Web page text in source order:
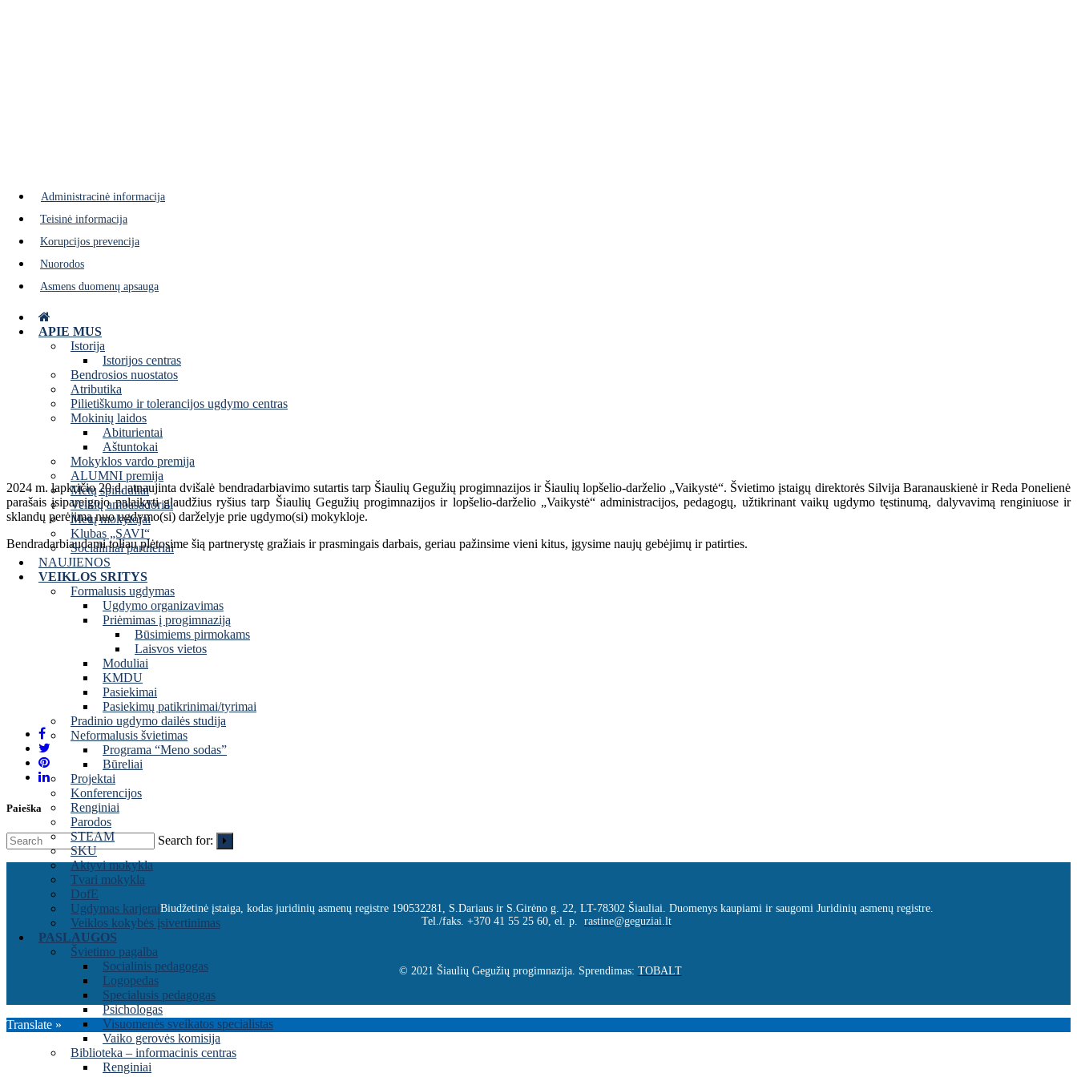
Administracinė informacija
Teisinė informacija
Korupcijos prevencija
Nuorodos
Asmens duomenų apsauga
APIE MUS
Istorija
Istorijos centras
Bendrosios nuostatos
Atributika
Pilietiškumo ir tolerancijos ugdymo centras
Mokinių laidos
Abiturientai
Aštuntokai
Mokyklos vardo premija
ALUMNI premija
Metų spinduliai
Veiklų ambasadoriai
Metų mokytojai
Klubas „SAVI“
Socialiniai partneriai
NAUJIENOS
VEIKLOS SRITYS
Formalusis ugdymas
Ugdymo organizavimas
Priėmimas į progimnaziją
Būsimiems pirmokams
Laisvos vietos
Moduliai
KMDU
Pasiekimai
Pasiekimų patikrinimai/tyrimai
Pradinio ugdymo dailės studija
Neformalusis švietimas
Programa “Meno sodas”
Būreliai
Projektai
Konferencijos
Renginiai
Parodos
STEAM
SKU
Aktyvi mokykla
Tvari mokykla
DofE
Ugdymas karjerai
Veiklos kokybės įsivertinimas
PASLAUGOS
Švietimo pagalba
Socialinis pedagogas
Logopedas
Specialusis pedagogas
Psichologas
Visuomenės sveikatos specialistas
Vaiko gerovės komisija
Biblioteka – informacinis centras
Renginiai
2024 m. lapkričio 20 d. atnaujinta dvišalė bendradarbiavimo sutartis tarp Šiaulių Gegužių progimnazijos ir Šiaulių lopšelio-darželio „Vaikystė“. Švietimo įstaigų direktorės Silvija Baranauskienė ir Reda Ponelienė
parašais įsipareigojo palaikyti glaudžius ryšius tarp Šiaulių Gegužių progimnazijos ir lopšelio-darželio „Vaikystė“ administracijos, pedagogų, užtikrinant vaikų ugdymo tęstinumą, dalyvavimą renginiuose ir
sklandų perėjimą nuo ugdymo(si) darželyje prie ugdymo(si) mokykloje.
Bendradarbiaudami toliau plėtosime šią partnerystę gražiais ir prasmingais darbais, geriau pažinsime vieni kitus, įgysime naujų gebėjimų ir patirties.
Paieška
Search for:
Biudžetinė įstaiga, kodas juridinių asmenų registre 190532281, S.Dariaus ir S.Girėno g. 22, LT-78302 Šiauliai. Duomenys kaupiami ir saugomi Juridinių asmenų registre.
Tel./faks. +370 41 55 25 60, el. p. rastine@geguziai.lt
© 2021 Šiaulių Gegužių progimnazija. Sprendimas: TOBALT
Translate »